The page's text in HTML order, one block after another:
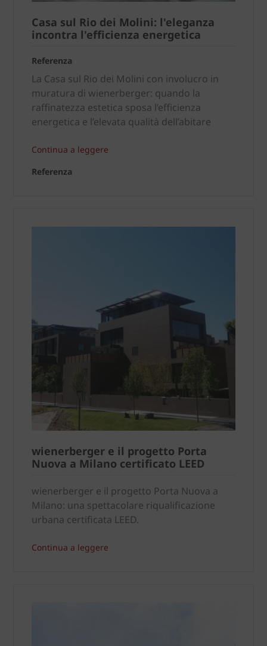
Casa sul Rio dei Molini: l'eleganza
incontra l'efficienza energetica
Referenza
La Casa sul Rio dei Molini con involucro in
muratura di wienerberger: quando la
raffinatezza estetica sposa l’efficienza
energetica e l’elevata qualità dell’abitare
Continua a leggere
Referenza
wienerberger e il progetto Porta
Nuova a Milano certificato LEED
wienerberger e il progetto Porta Nuova a
Milano: una spettacolare riqualificazione
urbana certificata LEED.
Continua a leggere